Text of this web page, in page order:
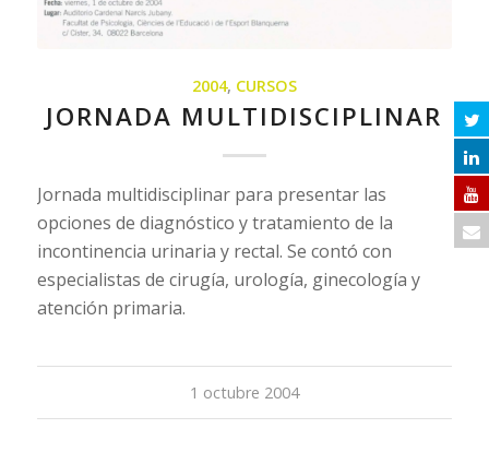
2004, CURSOS
JORNADA MULTIDISCIPLINAR
Jornada multidisciplinar para presentar las
opciones de diagnóstico y tratamiento de la
incontinencia urinaria y rectal. Se contó con
especialistas de cirugía, urología, ginecología y
atención primaria.
1 octubre 2004